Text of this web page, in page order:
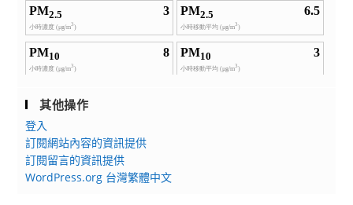
其他操作
登入
訂閱網站內容的資訊提供
訂閱留言的資訊提供
WordPress.org 台灣繁體中文